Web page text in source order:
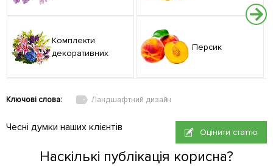
Комплекти
декоративних
Персик
Ключові слова: Ландшафтний дизайн
Чесні думки наших клієнтів Оцінити статтю
Наскількі публікація корисна?